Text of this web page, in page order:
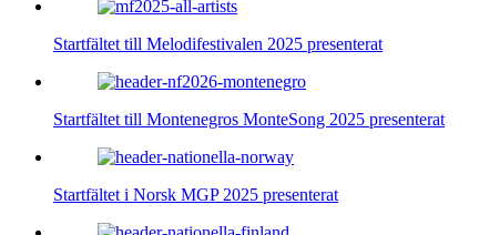
Startfältet till Melodifestivalen 2025 presenterat
Startfältet till Montenegros MonteSong 2025 presenterat
Startfältet i Norsk MGP 2025 presenterat